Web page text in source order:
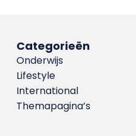
Categorieën
Onderwijs
Lifestyle
International
Themapagina’s